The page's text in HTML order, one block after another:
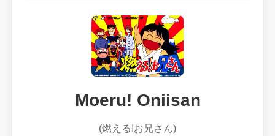
Moeru! Oniisan
(燃える!お兄さん)